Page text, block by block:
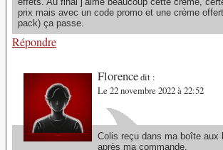
prix mais avec un code promo et une crème
pack) ça passe.
Répondre
Florencedit :
Le 22 novembre 2022 à 22:52
Colis reçu dans ma boîte aux
après ma commande.